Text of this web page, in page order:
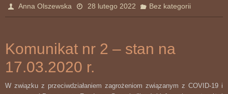
Anna Olszewska 28 lutego 2022 Bez kategorii
Komunikat nr 2 – stan na
17.03.2020 r.
W związku z przeciwdziałaniem zagrożeniom związanym z COVID-19 i